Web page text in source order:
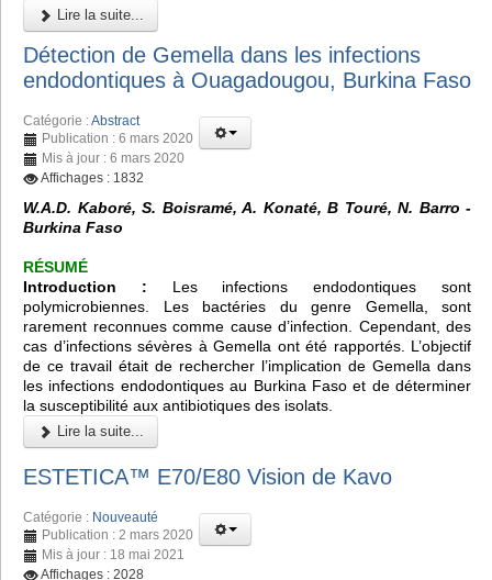
Lire la suite...
Détection de Gemella dans les infections
endodontiques à Ouagadougou, Burkina Faso
Catégorie :Abstract
Publication : 6 mars 2020
Mis à jour : 6 mars 2020
Affichages : 1832
W.A.D. Kaboré, S. Boisramé, A. Konaté, B Touré, N. Barro -
Burkina Faso
RÉSUMÉ
Introduction : Les infections endodontiques sont
polymicrobiennes. Les bactéries du genre Gemella, sont
rarement reconnues comme cause d’infection. Cependant, des
cas d’infections sévères à Gemella ont été rapportés. L’objectif
de ce travail était de rechercher l’implication de Gemella dans
les infections endodontiques au Burkina Faso et de déterminer
la susceptibilité aux antibiotiques des isolats.
Lire la suite...
ESTETICA™️ E70/E80 Vision de Kavo
Catégorie : Nouveauté
Publication : 2 mars 2020
Mis à jour : 18 mai 2021
Affichages : 2028